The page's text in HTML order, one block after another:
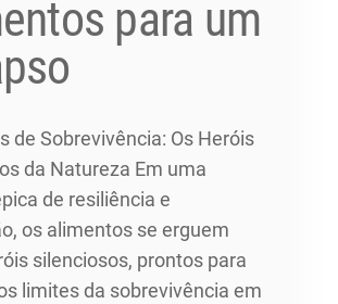
para um
de Sobrevivência: Os Heróis
da Natureza Em uma
de resiliência e
os alimentos se erguem
silenciosos, prontos para
limites da sobrevivência em